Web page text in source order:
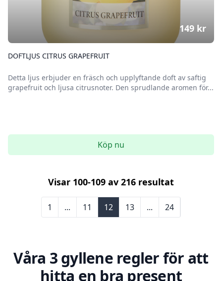
DOFTLJUS CITRUS GRAPEFRUIT
Detta ljus erbjuder en fräsch och upplyftande doft av saftig
grapefruit och ljusa citrusnoter. Den sprudlande aromen för...
149 kr
Köp nu
Visar 100-109 av 216 resultat
1 ... 11 12 13 ... 24
Våra 3 gyllene regler för att
hitta en bra present